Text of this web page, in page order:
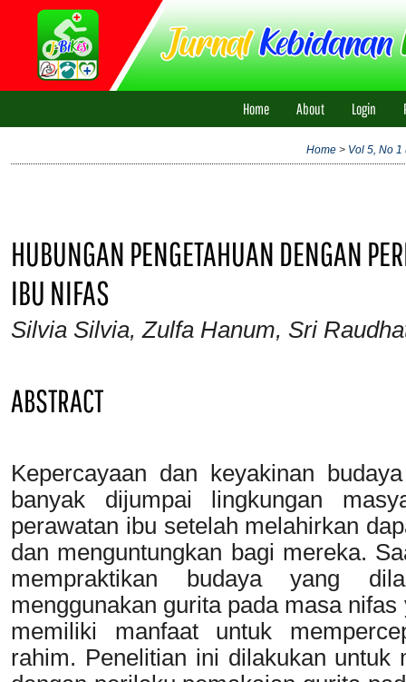
Home About Login
Home > Vol 5, No 1
HUBUNGAN PENGETAHUAN DENGAN
IBU NIFAS
Silvia Silvia, Zulfa Hanum, Sri
ABSTRACT
Kepercayaan dan keyakinan
banyak dijumpai lingkungan
perawatan ibu setelah melahirkan
dan menguntungkan bagi mereka.
mempraktikan budaya yang
menggunakan gurita pada masa
memiliki manfaat untuk
rahim. Penelitian ini dilakukan untuk